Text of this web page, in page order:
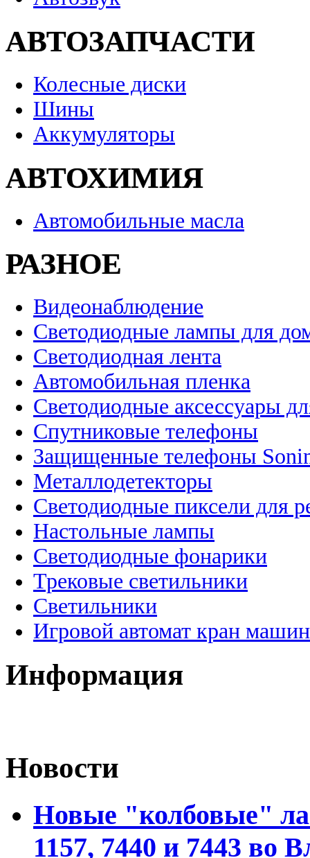
АВТОЗАПЧАСТИ
Колесные диски
Шины
Аккумуляторы
АВТОХИМИЯ
Автомобильные масла
РАЗНОЕ
Видеонаблюдение
Светодиодные лампы для
Светодиодная лента
Автомобильная пленка
Светодиодные аксессуары
Спутниковые телефоны
Защищенные телефоны
Металлодетекторы
Светодиодные пиксели для
Настольные лампы
Светодиодные фонарики
Трековые светильники
Светильники
Игровой автомат кран
Информация
Новости
Новые "колбовые"
1157, 7440 и 7443 во